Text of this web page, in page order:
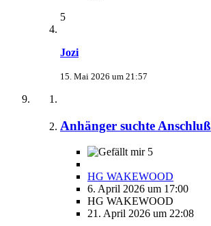
5
Jozi
15. Mai 2026 um 21:57
Anhänger suchte Anschluß
5
HG WAKEWOOD
6. April 2026 um 17:00
HG WAKEWOOD
21. April 2026 um 22:08